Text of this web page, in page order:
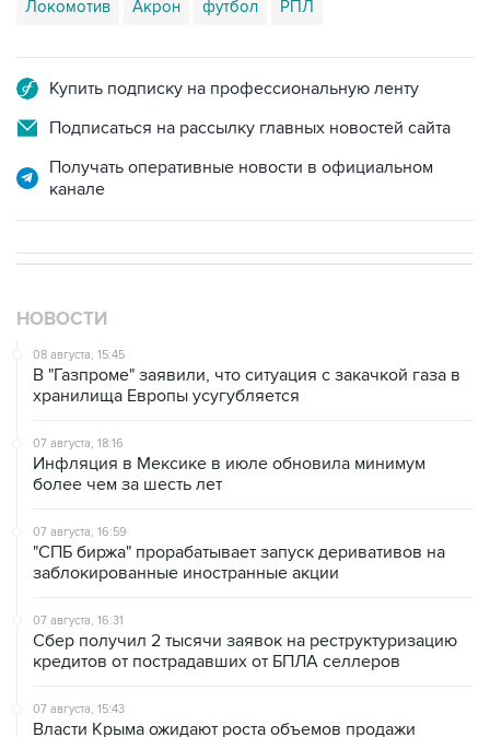
Локомотив Акрон футбол РПЛ
Купить подписку на профессиональную ленту
Подписаться на рассылку главных новостей сайта
Получать оперативные новости в официальном
канале
НОВОСТИ
08 августа, 15:45
В "Газпроме" заявили, что ситуация с закачкой газа в
хранилища Европы усугубляется
07 августа, 18:16
Инфляция в Мексике в июле обновила минимум
более чем за шесть лет
07 августа, 16:59
"СПБ биржа" прорабатывает запуск деривативов на
заблокированные иностранные акции
07 августа, 16:31
Сбер получил 2 тысячи заявок на реструктуризацию
кредитов от пострадавших от БПЛА селлеров
07 августа, 15:43
Власти Крыма ожидают роста объемов продажи